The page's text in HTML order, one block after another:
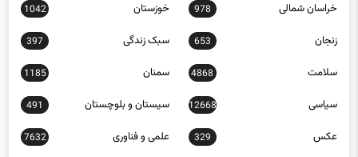
خراسان شمالی 978 خوزستان 1042
زنجان 653 سبک زندگی 397
سلامت 4868 سمنان 1185
سیاسی 12668 سیستان و بلوچستان 491
عکس 329 علمی و فناوری 7632